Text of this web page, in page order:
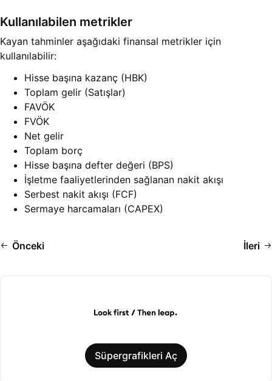
Kullanılabilen metrikler
Kayan tahminler aşağıdaki finansal metrikler için
kullanılabilir:
Hisse başına kazanç (HBK)
Toplam gelir (Satışlar)
FAVÖK
FVÖK
Net gelir
Toplam borç
Hisse başına defter değeri (BPS)
İşletme faaliyetlerinden sağlanan nakit akışı
Serbest nakit akışı (FCF)
Sermaye harcamaları (CAPEX)
Önceki İleri
Süpergrafikleri Aç